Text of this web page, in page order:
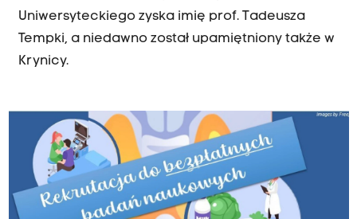
Uniwersyteckiego zyska imię prof. Tadeusza
Tempki, a niedawno został upamiętniony także w
Krynicy.